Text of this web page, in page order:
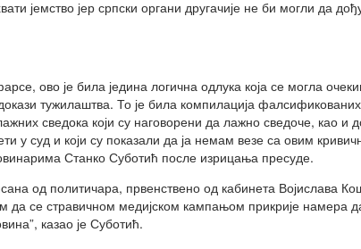
јемство јер српски органи другачије не би могли да
ово је била једина логична одлука која се могла
тужилаштва. То је била компилација фалсификованих
сведока који су наговорени да лажно сведоче, као и
у суд и који су показали да ја немам везе са овим
Станко Суботић после изрицања пресуде.
од политичара, првенствено од кабинета Војислава
се стравичном медијском кампањом прикрије намера
казао је Суботић.